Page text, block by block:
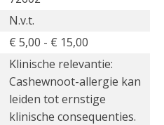
N.v.t.
€ 5,00 - € 15,00
Klinische relevantie:
Cashewnoot-allergie kan
leiden tot ernstige
klinische consequenties.